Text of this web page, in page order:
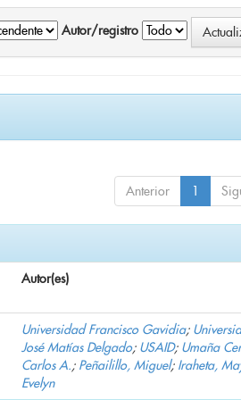
Autor/registro
Anterior 1
Autor(es)
Universidad Francisco Gavidia;
José Matías Delgado; USAID; Umaña
Carlos A.; Peñailillo, Miguel; Iraheta,
Evelyn